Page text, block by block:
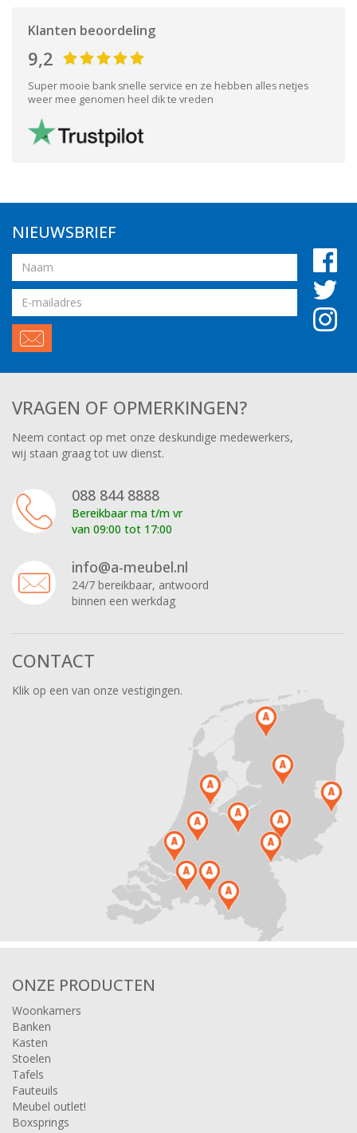
Klanten beoordeling
9,2
Super mooie bank snelle service en ze hebben alles netjes
weer mee genomen heel dik te vreden
NIEUWSBRIEF
Naam
Email
VRAGEN OF OPMERKINGEN?
Neem contact op met onze deskundige medewerkers,
wij staan graag tot uw dienst.
088 844 8888
Bereikbaar ma t/m vr
van 09:00 tot 17:00
info@a-meubel.nl
24/7 bereikbaar, antwoord
binnen een werkdag
CONTACT
Klik op een van onze vestigingen.
ONZE PRODUCTEN
Woonkamers
Banken
Kasten
Stoelen
Tafels
Fauteuils
Meubel outlet!
Boxsprings